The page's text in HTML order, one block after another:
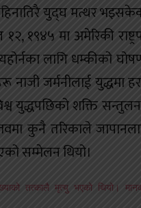
युद्घ मत्थर
१९४५ मा अमेरिकी
लागि धम्कीको
नाजी जर्मनीलाई
युद्धपछिको शक्ति
कुनै तरिकाले
सम्मेलन थियो।
तत्कालै मृत्यु भएको थियो।